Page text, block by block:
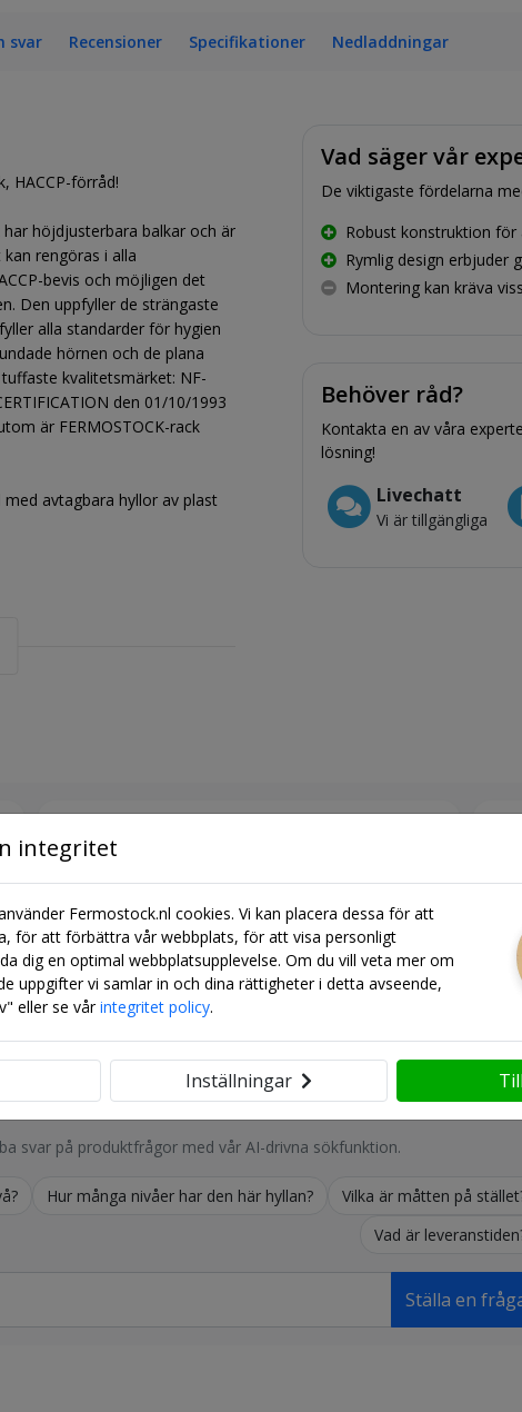
svar Recensioner Specifikationer Nedladdningar
HACCP-förråd!
höjdjusterbara balkar och är
rengöras i alla
bevis och möjligen det
Den uppfyller de strängaste
alla standarder för hygien
hörnen och de plana
kvalitetsmärket: NF-
den 01/10/1993
är FERMOSTOCK-rack
med avtagbara hyllor av plast
och hänga olika storlekar
med avtagbara hyllor.
och i alla hörn
av tillgängligt utrymme)
I-, L-, T-, U-, E-form)
för:
Vad säger vår
De viktigaste fördelarna
Robust konstruktion
Rymlig design erbjuder
Montering kan kräva
Behöver råd?
Kontakta en av våra
lösning!
Livechatt
Vi är tillgängliga
svar på produktfrågor med vår AI-drivna sökfunktion.
Hur många nivåer har den här hyllan?
Vilka är måtten på
Vad är
Ställa en
integritet
Fermostock.nl cookies. Vi kan placera dessa för att
för att förbättra vår webbplats, för att visa personligt
dig en optimal webbplatsupplevelse. Om du vill veta mer om
uppgifter vi samlar in och dina rättigheter i detta avseende,
eller se vårintegritet policy.
Inställningar